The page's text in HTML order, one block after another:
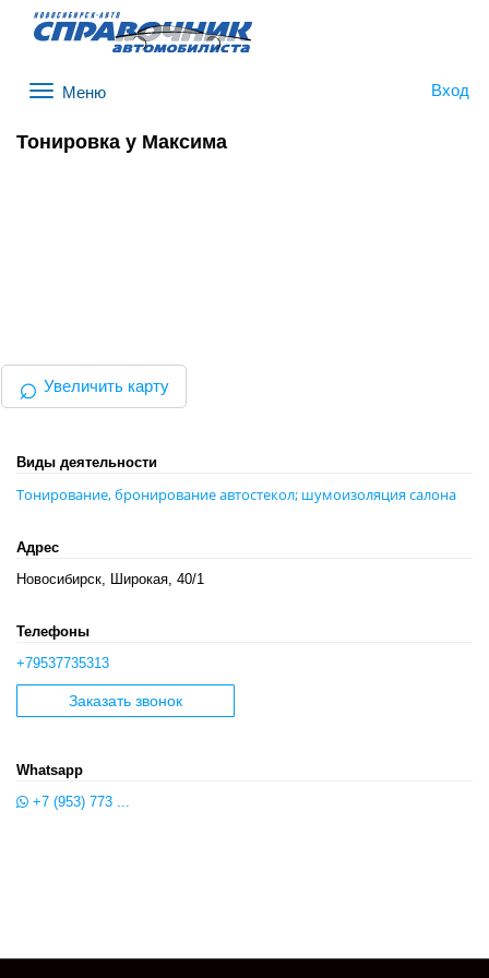
Вход
Тонировка у Максима
⌕ Увеличить карту
Виды деятельности
Тонирование, бронирование автостекол; шумоизоляция салона
Адрес
Новосибирск, Широкая, 40/1
Телефоны
+79537735313
Заказать звонок
Whatsapp
+7 (953) 773 ...